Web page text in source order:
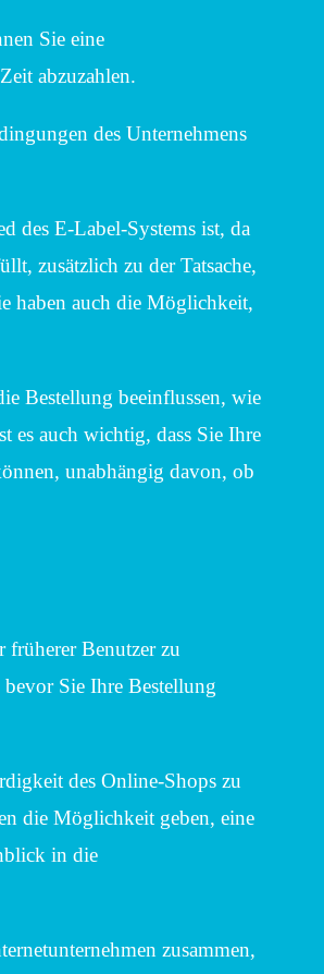
Sie eine
abzuzahlen.
des Unternehmens
des E-Label-Systems ist, da
zusätzlich zu der Tatsache,
haben auch die Möglichkeit,
Bestellung beeinflussen, wie
es auch wichtig, dass Sie Ihre
unabhängig davon, ob
Benutzer zu
Sie Ihre Bestellung
des Online-Shops zu
die Möglichkeit geben, eine
in die
zusammen,